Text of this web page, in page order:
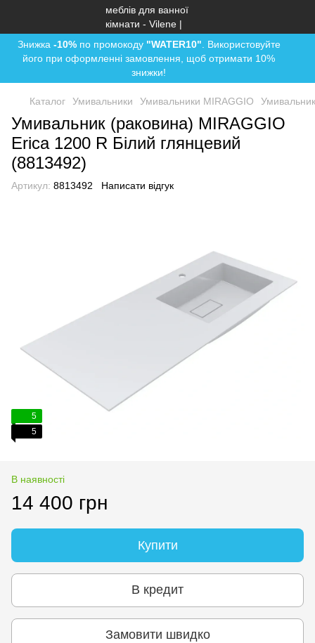
Знижка -10%по промокоду "WATER10" . Використовуйте
його при оформленні замовлення, щоб отримати 10%
знижки!
Каталог Умивальники Умивальники MIRAGGIO
Умивальник (раковина) MIRAGGIO
Erica 1200 R Білий глянцевий
(8813492)
Артикул: 8813492 Написати відгук
5
5
В наявності
14 400 грн
Купити
В кредит
Замовити швидко